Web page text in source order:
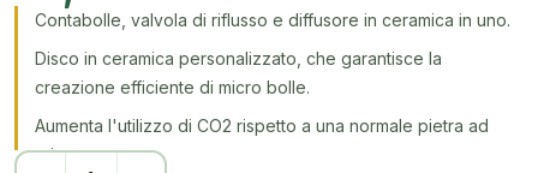
Contabolle, valvola di riflusso e diffusore in ceramica in uno.
Disco in ceramica personalizzato, che garantisce la
creazione efficiente di micro bolle.
Aumenta l'utilizzo di CO2 rispetto a una normale pietra ad
aria.